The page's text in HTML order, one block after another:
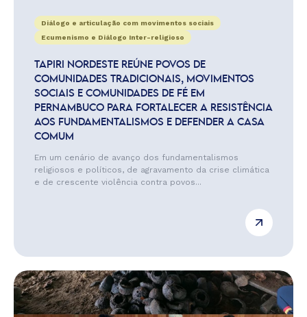
Diálogo e articulação com movimentos sociais
Ecumenismo e Diálogo Inter-religioso
TAPIRI NORDESTE REÚNE POVOS DE
COMUNIDADES TRADICIONAIS, MOVIMENTOS
SOCIAIS E COMUNIDADES DE FÉ EM
PERNAMBUCO PARA FORTALECER A RESISTÊNCIA
AOS FUNDAMENTALISMOS E DEFENDER A CASA
COMUM
Em um cenário de avanço dos fundamentalismos
religiosos e políticos, de agravamento da crise climática
e de crescente violência contra povos...